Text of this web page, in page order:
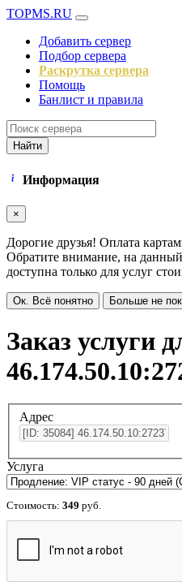
TOPMS.RU
Добавить сервер
Подбор сервера
Раскрутка сервера
Помощь
Банлист и правила
Найти
Информация
×
Дорогие друзья! Оплата
Обратите внимание, на
доступна только для услуг
Ок. Всё понятно Больше не
Заказ услуги
Адрес
Услуга
Стоимость: 349 руб.